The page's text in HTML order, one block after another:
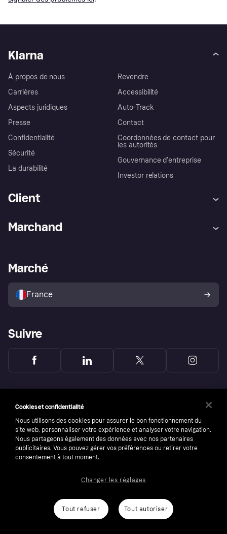
Klarna
À propos de nous
Carrières
Aspects juridiques
Presse
Confidentialité
Sécurité
La durabilité
Revendre
Accessibilité
Auto-Track
Contact
Coordonnées de contact pour
les autorités
Gouvernance d’entreprise
Investor relations
Client
Explorez les magasins
Politique de protection de
l’acheteur Klarna
Marchand
Portail Marchand
Marché
France
Suivre
number: 556737-0431
ConditionsCookiesKlarna.com
Cookies et confidentialité
Nous utilisons des cookies pour assurer le bon fonctionnement du
site web, personnaliser votre expérience et analyser votre navigation.
Nous partageons également des données avec nos partenaires
publicitaires. Vous pouvez gérer vos préférences ou retirer votre
consentement à tout moment.
Tout refuser Tout autoriser
Changer les réglages